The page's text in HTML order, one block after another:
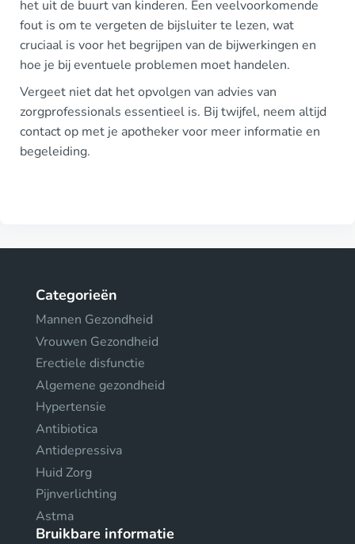
het uit de buurt van kinderen. Een veelvoorkomende
fout is om te vergeten de bijsluiter te lezen, wat
cruciaal is voor het begrijpen van de bijwerkingen en
hoe je bij eventuele problemen moet handelen.
Vergeet niet dat het opvolgen van advies van
zorgprofessionals essentieel is. Bij twijfel, neem altijd
contact op met je apotheker voor meer informatie en
begeleiding.
Categorieën
Mannen Gezondheid
Vrouwen Gezondheid
Erectiele disfunctie
Algemene gezondheid
Hypertensie
Antibiotica
Antidepressiva
Huid Zorg
Pijnverlichting
Astma
Bruikbare informatie